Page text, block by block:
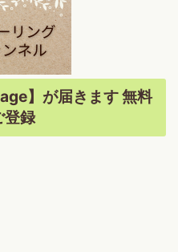
】が届きます 無料
登録